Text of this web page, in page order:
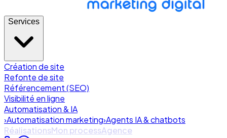
Services
Création de site
Refonte de site
Référencement (SEO)
Visibilité en ligne
Automatisation & IA
›Automatisation marketing›Agents IA & chatbots
RéalisationsMon processAgence